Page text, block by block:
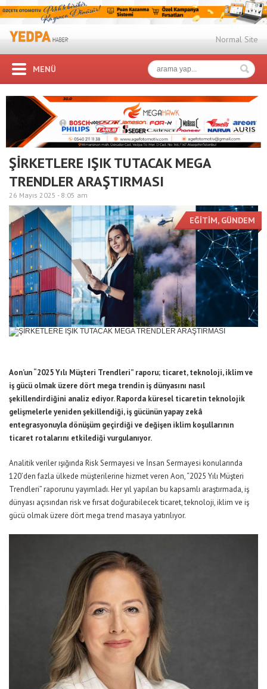
Normal Site
MENÜ
ŞİRKETLERE IŞIK TUTACAK MEGA
TRENDLER ARAŞTIRMASI
26 Mayıs 2025 - 8:05 am
EĞİTİM, GÜNDEM
Aon’un “2025 Yılı Müşteri Trendleri” raporu; ticaret, teknoloji, iklim ve
iş gücü olmak üzere dört mega trendin iş dünyasını nasıl
şekillendirdiğini analiz ediyor. Raporda küresel ticaretin teknolojik
gelişmelerle yeniden şekillendiği, iş gücünün yapay zekâ
entegrasyonuyla dönüşüm geçirdiği ve değişen iklim koşullarının
ticaret rotalarını etkilediği vurgulanıyor.
Analitik veriler ışığında Risk Sermayesi ve İnsan Sermayesi konularında
120’den fazla ülkede müşterilerine hizmet veren Aon, “2025 Yılı Müşteri
Trendleri” raporunu yayımladı. Her yıl yapılan bu kapsamlı araştırmada, iş
dünyası açısından risk ve fırsat doğurabilecek ticaret, teknoloji, iklim ve iş
gücü olmak üzere dört mega trend masaya yatırılıyor.